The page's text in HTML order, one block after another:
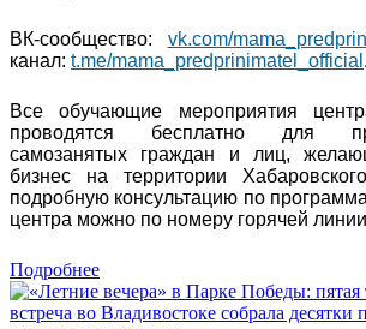
ВК-сообщество: vk.com/
канал: t.me/mama_predprinimatel_official .
Все обучающие мероприятия
проводятся бесплатно для
самозанятых граждан и лиц,
бизнес на территории
подробную консультацию по
центра можно по номеру горячей
Подробнее